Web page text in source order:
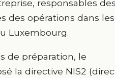
responsables
des opérations dans les
Luxembourg.
de préparation, le
la directive NIS2